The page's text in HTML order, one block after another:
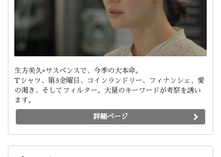
生方美久×サスペンスで、今季の大本命。
Tシャツ、第3金曜日、コインランドリー、フィナンシェ、愛
の渇き、そしてフィルター。大量のキーワードが考察を誘い
ます。
詳細ページ